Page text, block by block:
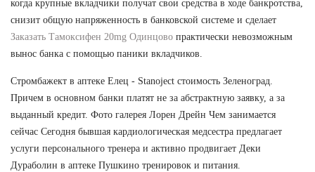
когда крупные вкладчики получат свои средства в ходе банкротства,
снизит общую напряженность в банковской системе и сделает
Заказать Тамоксифен 20mg Одинцово практически невозможным
вынос банка с помощью паники вкладчиков.
Стромбажект в аптеке Елец - Stanoject стоимость Зеленоград.
Причем в основном банки платят не за абстрактную заявку, а за
выданный кредит. Фото галерея Лорен Дрейн Чем занимается
сейчас Сегодня бывшая кардиологическая медсестра предлагает
услуги персонального тренера и активно продвигает Деки
Дураболин в аптеке Пушкино тренировок и питания.